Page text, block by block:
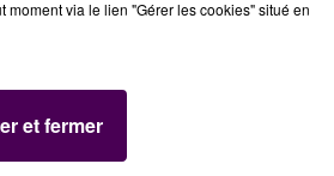
ENSORCELLE
moment via le lien "Gérer les cookies" situé en
et fermer